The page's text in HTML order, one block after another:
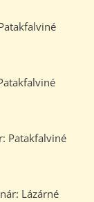
Patakfalviné
Lázárné